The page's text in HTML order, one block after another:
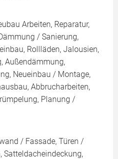
Arbeiten, Reparatur,
/ Sanierung,
Rollläden, Jalousien,
Außendämmung,
Neueinbau / Montage,
Abbrucharbeiten,
Planung /
/ Fassade, Türen /
Satteldacheindeckung,